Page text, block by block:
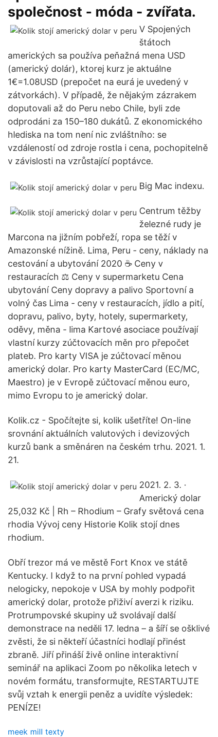
společnost - móda - zvířata.
V Spojených
štátoch
amerických sa používa peňažná mena USD
(americký dolár), ktorej kurz je aktuálne
1€=1.08USD (prepočet na eurá je uvedený v
zátvorkách). V případě, že nějakým zázrakem
doputovali až do Peru nebo Chile, byli zde
odprodáni za 150–180 dukátů. Z ekonomického
hlediska na tom není nic zvláštního: se
vzdáleností od zdroje rostla i cena, pochopitelně
v závislosti na vzrůstající poptávce.
Big Mac indexu.
Centrum těžby
železné rudy je
Marcona na jižním pobřeží, ropa se těží v
Amazonské nížině. Lima, Peru - ceny, náklady na
cestování a ubytování 2020 ☕ Ceny v
restauracích ⚖ Ceny v supermarketu Cena
ubytování Ceny dopravy a palivo Sportovní a
volný čas Lima - ceny v restauracích, jídlo a pití,
dopravu, palivo, byty, hotely, supermarkety,
oděvy, měna - lima Kartové asociace používají
vlastní kurzy zúčtovacích měn pro přepočet
plateb. Pro karty VISA je zúčtovací měnou
americký dolar. Pro karty MasterCard (EC/MC,
Maestro) je v Evropě zúčtovací měnou euro,
mimo Evropu to je americký dolar.
Kolik.cz - Spočítejte si, kolik ušetříte! On-line
srovnání aktuálních valutových i devizových
kurzů bank a směnáren na českém trhu. 2021. 1.
21.
2021. 2. 3. ·
Americký dolar
25,032 Kč | Rh – Rhodium – Grafy světová cena
rhodia Vývoj ceny Historie Kolik stojí dnes
rhodium.
Obří trezor má ve městě Fort Knox ve státě
Kentucky. I když to na první pohled vypadá
nelogicky, nepokoje v USA by mohly podpořit
americký dolar, protože přiživí averzi k riziku.
Protrumpovské skupiny už svolávají další
demonstrace na neděli 17. ledna – a šíří se ošklivé
zvěsti, že si někteří účastníci hodlají přinést
zbraně. Jiří přináší živě online interaktivní
seminář na aplikaci Zoom po několika letech v
novém formátu, transformujte, RESTARTUJTE
svůj vztah k energii peněz a uvidíte výsledek:
PENÍZE!
meek mill texty